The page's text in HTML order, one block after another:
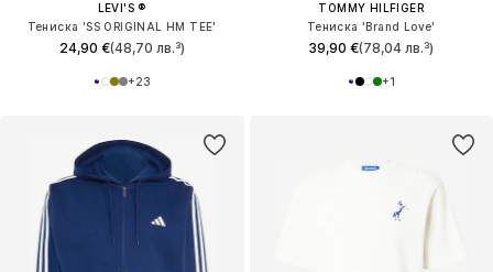
LEVI'S ®
Тениска 'SS ORIGINAL HM TEE'
24,90 €(48,70 лв.³)
+23
TOMMY HILFIGER
Тениска 'Brand Love'
39,90 €(78,04 лв.³)
+1